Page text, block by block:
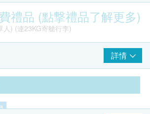
禮品 (點撃禮品了解更多)
人) (連23KG寄艙行李)
詳情